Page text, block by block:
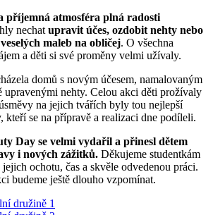
příjemná atmosféra plná radosti
nechat upravit účes, ozdobit nehty nebo
maleb na obličej. O všechna
a děti si své proměny velmi užívaly.
domů s novým účesem, namalovaným
upravenými nehty. Celou akci děti prožívaly
na jejich tvářích byly tou nejlepší
kteří se na přípravě a realizaci dne podíleli.
Day se velmi vydařil a přinesl dětem
i nových zážitků. Děkujeme studentkám
ochotu, čas a skvěle odvedenou práci.
budeme ještě dlouho vzpomínat.